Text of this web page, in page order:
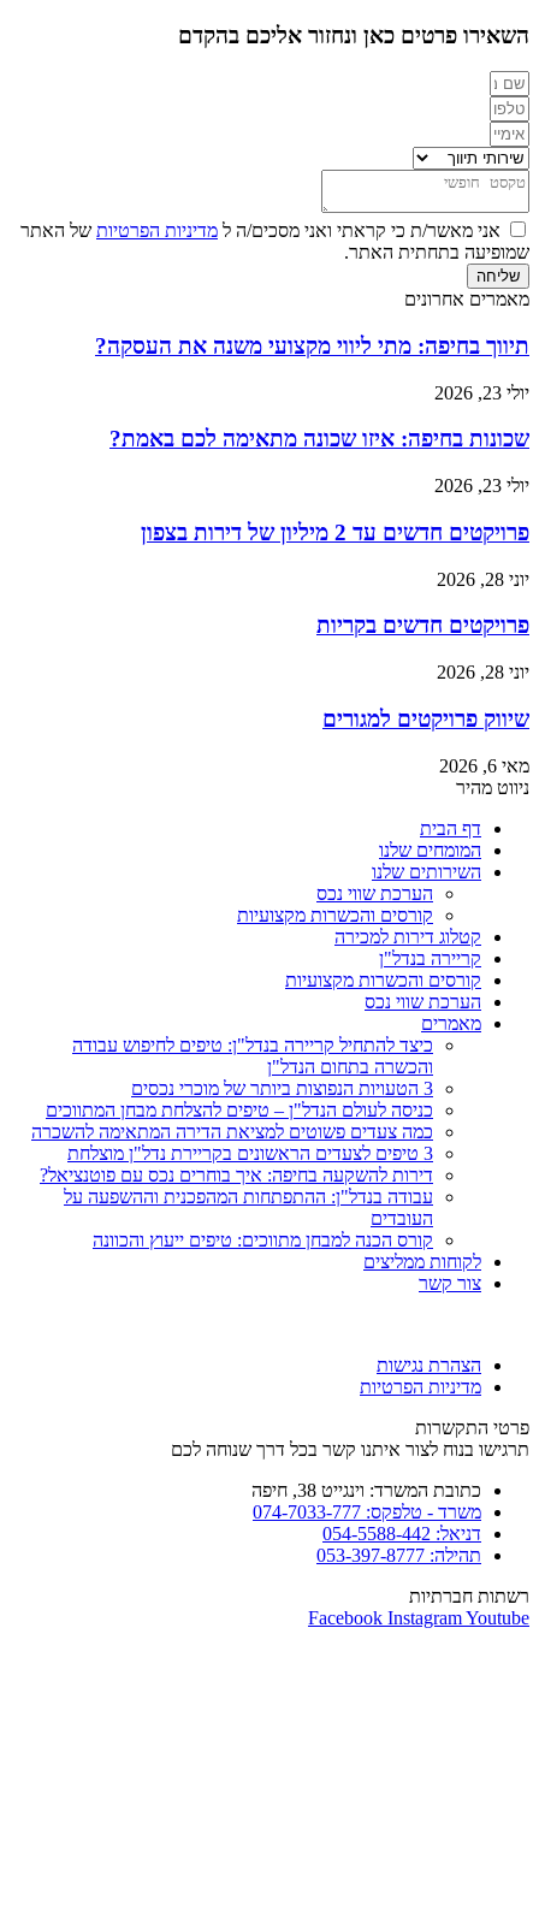
השאירו פרטים כאן ונחזור אליכם בהקדם
אני מאשר/ת כי קראתי ואני מסכים/ה ל מדיניות הפרטיות של האתר
שמופיעה בתחתית האתר.
שליחה
מאמרים אחרונים
תיווך בחיפה: מתי ליווי מקצועי משנה את העסקה?
יולי 23, 2026
שכונות בחיפה: איזו שכונה מתאימה לכם באמת?
יולי 23, 2026
פרויקטים חדשים עד 2 מיליון של דירות בצפון
יוני 28, 2026
פרויקטים חדשים בקריות
יוני 28, 2026
שיווק פרויקטים למגורים
מאי 6, 2026
ניווט מהיר
דף הבית
המומחים שלנו
השירותים שלנו
הערכת שווי נכס
קורסים והכשרות מקצועיות
קטלוג דירות למכירה
קריירה בנדל"ן
קורסים והכשרות מקצועיות
הערכת שווי נכס
מאמרים
כיצד להתחיל קריירה בנדל"ן: טיפים לחיפוש עבודה
והכשרה בתחום הנדל"ן
3 הטעויות הנפוצות ביותר של מוכרי נכסים
כניסה לעולם הנדל"ן – טיפים להצלחת מבחן המתווכים
כמה צעדים פשוטים למציאת הדירה המתאימה להשכרה
3 טיפים לצעדים הראשונים בקריירת נדל"ן מוצלחת
דירות להשקעה בחיפה: איך בוחרים נכס עם פוטנציאל?
עבודה בנדל"ן: ההתפתחות המהפכנית וההשפעה על
העובדים
קורס הכנה למבחן מתווכים: טיפים ייעוץ והכוונה
לקוחות ממליצים
צור קשר
הצהרת נגישות
מדיניות הפרטיות
פרטי התקשרות
תרגישו בנוח לצור איתנו קשר בכל דרך שנוחה לכם
כתובת המשרד: וינגייט 38, חיפה
משרד - טלפקס: 074-7033-777
דניאל: 054-5588-442
תהילה: 053-397-8777
רשתות חברתיות
Facebook InstagramYoutube